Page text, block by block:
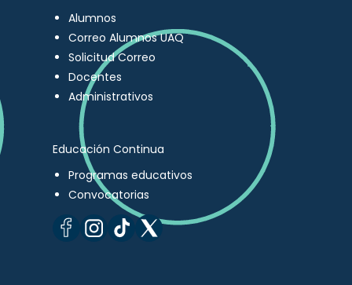
Alumnos
Correo Alumnos UAQ
Solicitud Correo
Docentes
Administrativos
Educación Continua
Programas educativos
Convocatorias